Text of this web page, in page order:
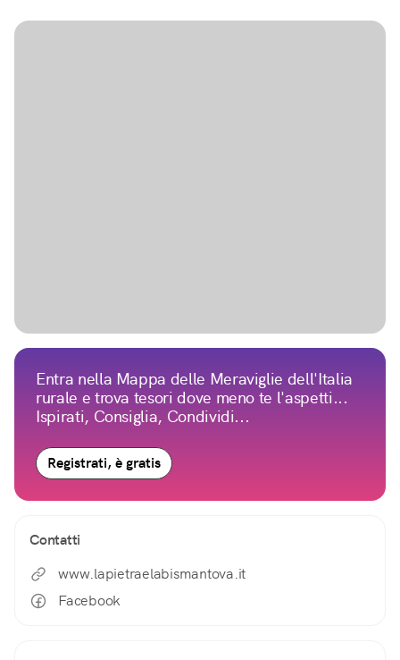
Entra nella Mappa delle Meraviglie dell'Italia
rurale e trova tesori dove meno te l'aspetti...
Ispirati, Consiglia, Condividi...
Registrati, è gratis
Contatti
www.lapietraelabismantova.it
Facebook